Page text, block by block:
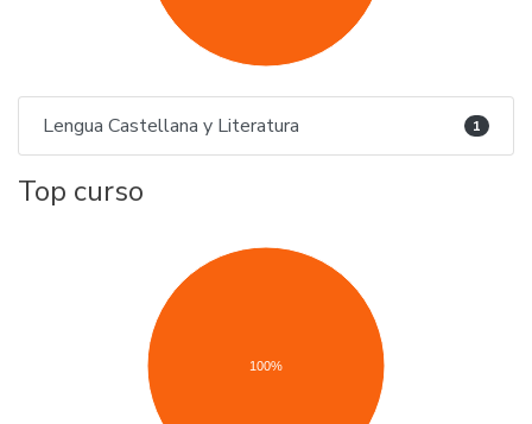
Lengua Castellana y Literatura 1
Top curso
100%